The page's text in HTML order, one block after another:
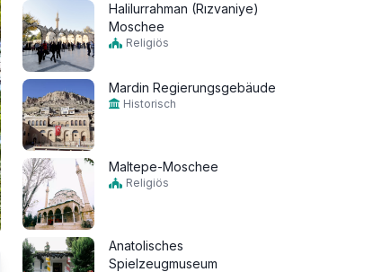
Halilurrahman (Rızvaniye)
Moschee
Religiös
Mardin Regierungsgebäude
Historisch
Maltepe-Moschee
Religiös
Anatolisches
Spielzeugmuseum